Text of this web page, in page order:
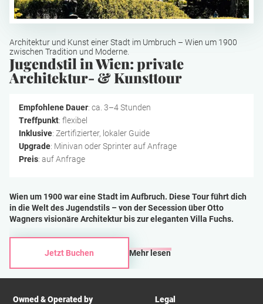
Architektur und Kunst einer Stadt im Umbruch – Wien um 1900
zwischen Tradition und Moderne.
Jugendstil in Wien: private
Architektur- & Kunsttour
Empfohlene Dauer: ca. 3–4 Stunden
Treffpunkt: flexibel
Inklusive: Zertifizierter, lokaler Guide
Upgrade: Minivan oder Sprinter auf Anfrage
Preis: auf Anfrage
Wien um 1900 war eine Stadt im Aufbruch. Diese Tour führt dich
in die Welt des Jugendstils – von der Secession über Otto
Wagners visionäre Architektur bis zur eleganten Villa Fuchs.
Jetzt Buchen Mehr lesen
Owned & Operated by Legal